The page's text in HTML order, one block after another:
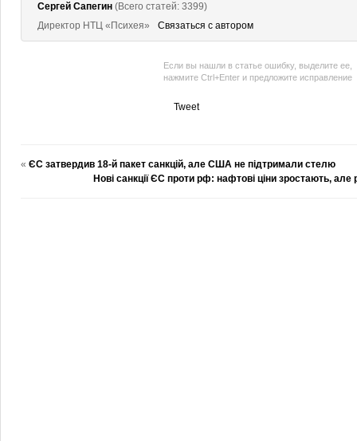
Сергей Сапегин (Всего статей: 3399)
Директор НТЦ «Психея»
Связаться с автором
Если вы нашли в статье ошибку, выделите ее,
нажмите Ctrl+Enter и предложите исправление
Tweet
« ЄС затвердив 18-й пакет санкцій, але США не підтримали стелю
Нові санкції ЄС проти рф: нафтові ціни зростають,